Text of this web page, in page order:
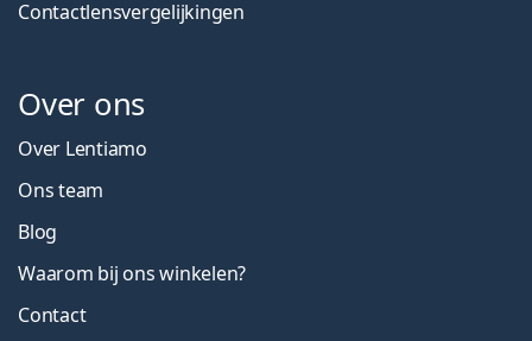
Contactlensvergelijkingen
Over ons
Over Lentiamo
Ons team
Blog
Waarom bij ons winkelen?
Contact